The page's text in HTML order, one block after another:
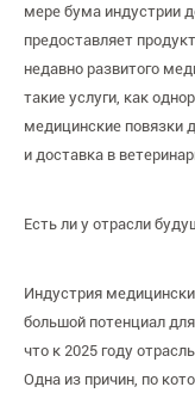
мере бума индустрии
предоставляет
недавно развитого
такие услуги, как
медицинские повязки
и доставка в
Есть ли у отрасли
Индустрия
большой потенциал
что к 2025 году
Одна из причин, по